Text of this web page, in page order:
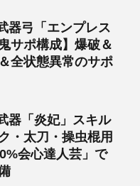
器弓「エンプレス
サポ構成】爆破＆
全状態異常のサポ
器「炎妃」スキル
・太刀・操虫棍用
会心達人芸」で